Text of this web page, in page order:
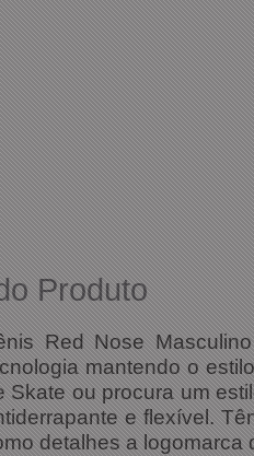
Produto
Red Nose
mantendo o
Skate ou procura um
e flexível.
detalhes a logomarca